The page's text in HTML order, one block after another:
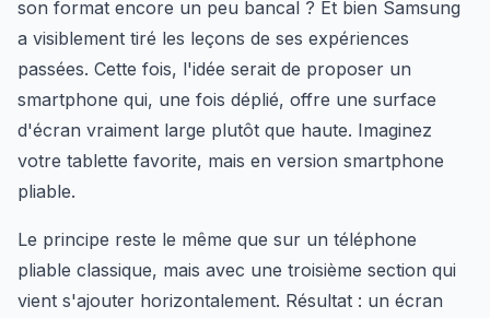
son format encore un peu bancal ? Et bien Samsung
a visiblement tiré les leçons de ses expériences
passées. Cette fois, l'idée serait de proposer un
smartphone qui, une fois déplié, offre une surface
d'écran vraiment large plutôt que haute. Imaginez
votre tablette favorite, mais en version smartphone
pliable.
Le principe reste le même que sur un téléphone
pliable classique, mais avec une troisième section qui
vient s'ajouter horizontalement. Résultat : un écran